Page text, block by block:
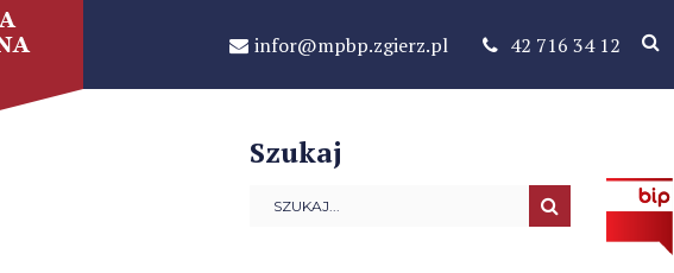
infor@mpbp.zgierz.pl 42 716 34 12
Szukaj